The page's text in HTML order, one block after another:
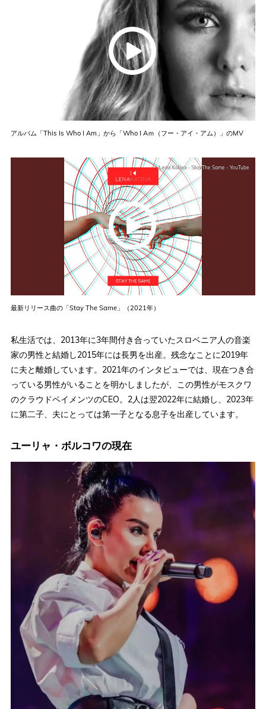
アルバム「This Is Who I Am」から「Who I Aｍ（フー・アイ・アム）」のMV
Lena Katina - Stay The Same - YouTube
最新リリース曲の「Stay The Same」（2021年）
私生活では、2013年に3年間付き合っていたスロベニア人の音楽
家の男性と結婚し2015年には長男を出産。残念なことに2019年
に夫と離婚しています。2021年のインタビューでは、現在つき合
っている男性がいることを明かしましたが、この男性がモスクワ
のクラウドペイメンツのCEO。2人は翌2022年に結婚し、2023年
に第二子、夫にとっては第一子となる息子を出産しています。
ユーリャ・ボルコワの現在